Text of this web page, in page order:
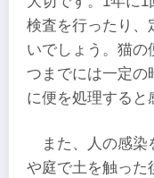
検査を行ったり、
いでしょう。猫の
つまでには一定の
に便を処理すると
また、人の感
や庭で土を触った